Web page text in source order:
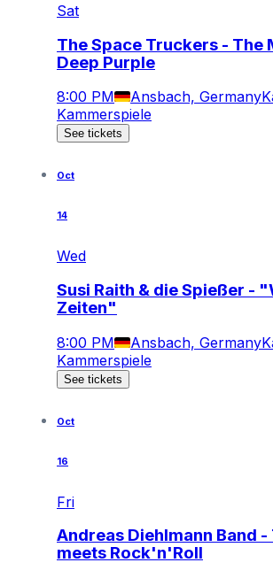
Sat
The Space Truckers - The
Deep Purple
8:00 PM Ansbach, Germany
Kammerspiele
See tickets
Oct
14
Wed
Susi Raith & die Spießer -
Zeiten"
8:00 PM Ansbach, Germany
Kammerspiele
See tickets
Oct
16
Fri
Andreas Diehlmann Band -
meets Rock'n'Roll